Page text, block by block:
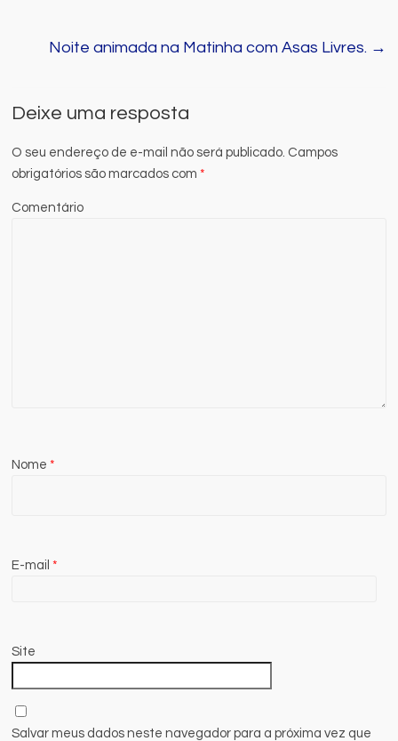
Noite animada na Matinha com Asas Livres. →
Deixe uma resposta
O seu endereço de e-mail não será publicado. Campos
obrigatórios são marcados com*
Comentário
Nome*
E-mail*
Site
Salvar meus dados neste navegador para a próxima vez que